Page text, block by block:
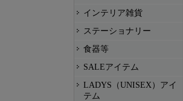
インテリア雑貨
ステーショナリー
食器等
SALEアイテム
LADYS（UNISEX）アイ
テム